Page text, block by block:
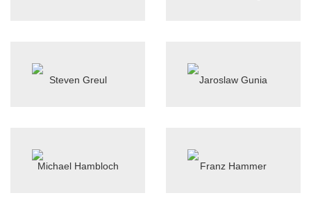
Steven Greul Jaroslaw Gunia
Michael Hambloch Franz Hammer